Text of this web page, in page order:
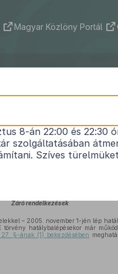
Magyar Közlöny Portál
LXXXIV.
szóló1991. évi
2007. 07. 01. – 2012. 06. 26.
Záró rendelkezések
– 2005. november 1-jén lép
hatálybalépésekor már
§-ának (1) bekezdésében
8-án 22:00 és 22:30
szolgáltatásában
Szíves